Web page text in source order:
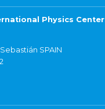
Physics Center
SPAIN